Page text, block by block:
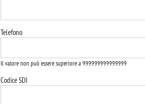
Telefono
Il valore non può essere superiore a 999999999999999
Codice SDI